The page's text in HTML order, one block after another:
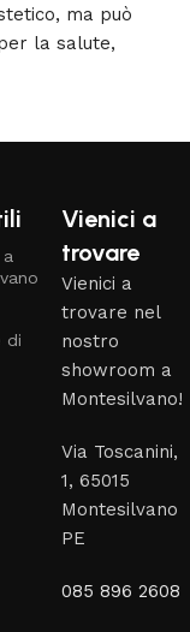
ma può
la salute,
a
di
Vienici a
trovare
Vienici a
trovare nel
nostro
showroom a
Montesilvano!
Via Toscanini,
1, 65015
Montesilvano
PE
085 896 2608